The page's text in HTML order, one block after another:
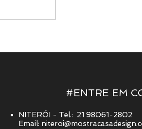
#ENTRE EM
NITERÓI​ - Tel.: 21 98061-2802
Email: